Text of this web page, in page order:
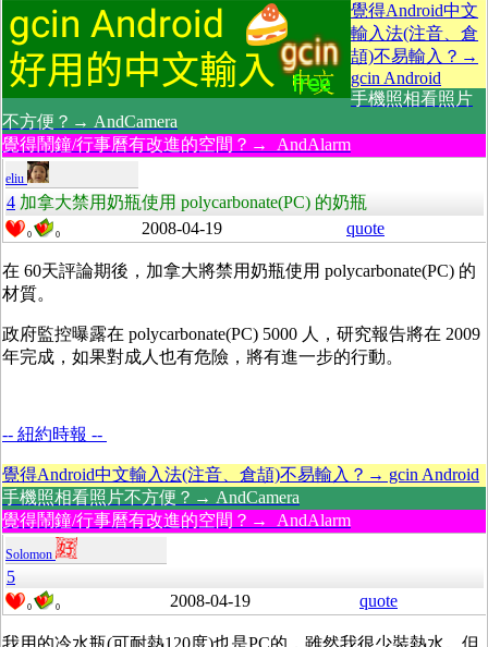
覺得Android中文
輸入法(注音、倉
頡)不易輸入？→
gcin Android
手機照相看照片
不方便？→ AndCamera
覺得鬧鐘/行事曆有改進的空間？→ AndAlarm
eliu
4 加拿大禁用奶瓶使用 polycarbonate(PC) 的奶瓶
0 0 2008-04-19 quote
在 60天評論期後，加拿大將禁用奶瓶使用 polycarbonate(PC) 的
材質。
政府監控曝露在 polycarbonate(PC) 5000 人，研究報告將在 2009
年完成，如果對成人也有危險，將有進一步的行動。
-- 紐約時報 --
覺得Android中文輸入法(注音、倉頡)不易輸入？→ gcin Android
手機照相看照片不方便？→ AndCamera
覺得鬧鐘/行事曆有改進的空間？→ AndAlarm
Solomon
5
0 0 2008-04-19 quote